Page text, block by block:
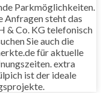
Parkmöglichkeiten.
Anfragen steht das
& Co. KG telefonisch
Sie auch die
für aktuelle
extra
ist der ideale